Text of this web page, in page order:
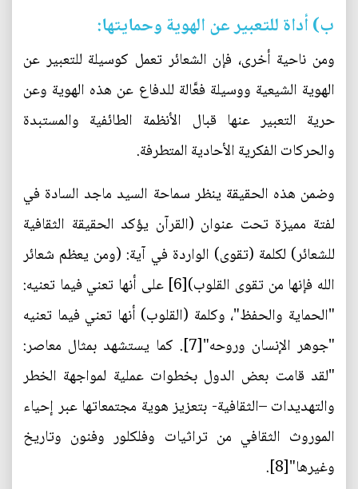
ب) أداة للتعبير عن الهوية وحمايتها:
ومن ناحية أخرى، فإن الشعائر تعمل كوسيلة للتعبير عن
الهوية الشيعية ووسيلة فعَّالة للدفاع عن هذه الهوية وعن
حرية التعبير عنها قبال الأنظمة الطائفية والمستبدة
والحركات الفكرية الأحادية المتطرفة.
وضمن هذه الحقيقة ينظر سماحة السيد ماجد السادة في
لفتة مميزة تحت عنوان (القرآن يؤكد الحقيقة الثقافية
للشعائر) لكلمة (تقوى) الواردة في آية: (ومن يعظم شعائر
الله فإنها من تقوى القلوب)[6] على أنها تعني فيما تعنيه:
"الحماية والحفظ"، وكلمة (القلوب) أنها تعني فيما تعنيه
"جوهر الإنسان وروحه"[7]. كما يستشهد بمثال معاصر:
"لقد قامت بعض الدول بخطوات عملية لمواجهة الخطر
والتهديدات –الثقافية- بتعزيز هوية مجتمعاتها عبر إحياء
الموروث الثقافي من تراثيات وفلكلور وفنون وتاريخ
وغيرها"[8].